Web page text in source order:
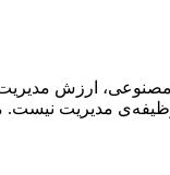
مصنوعی، ارزش
وظیفه‌ی مدیریت نیست.